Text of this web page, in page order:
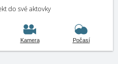
do své aktovky
Kamera Počasí